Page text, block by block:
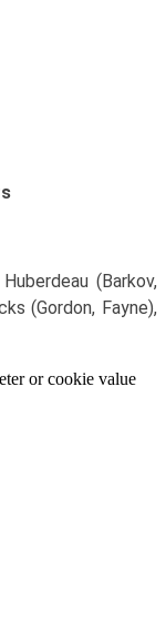
(Barkov,
(Gordon, Fayne),